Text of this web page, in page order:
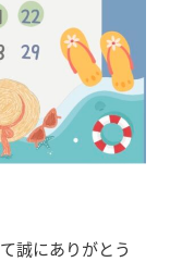
誠にありがとう